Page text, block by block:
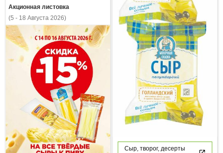
Сыр, творог, десерты
Акционная листовка
(5 - 18 Августа 2026)